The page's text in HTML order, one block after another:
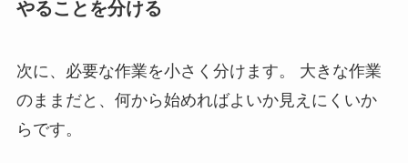
やることを分ける
次に、必要な作業を小さく分けます。 大きな作業
のままだと、何から始めればよいか見えにくいか
らです。